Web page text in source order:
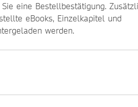
eine Bestellbestätigung.
eBooks, Einzelkapitel und
werden.